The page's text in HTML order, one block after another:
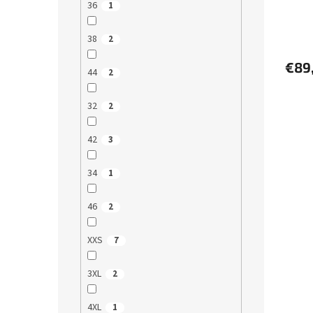
36 1
38 2
44 2
32 2
42 3
34 1
46 2
XXS 7
3XL 2
4XL 1